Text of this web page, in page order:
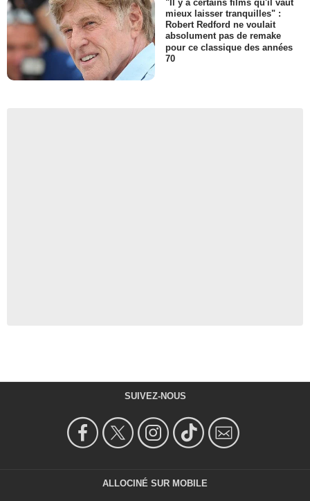
"Il y a certains films qu'il vaut
mieux laisser tranquilles" :
Robert Redford ne voulait
absolument pas de remake
pour ce classique des années
70
SUIVEZ-NOUS
ALLOCINÉ SUR MOBILE